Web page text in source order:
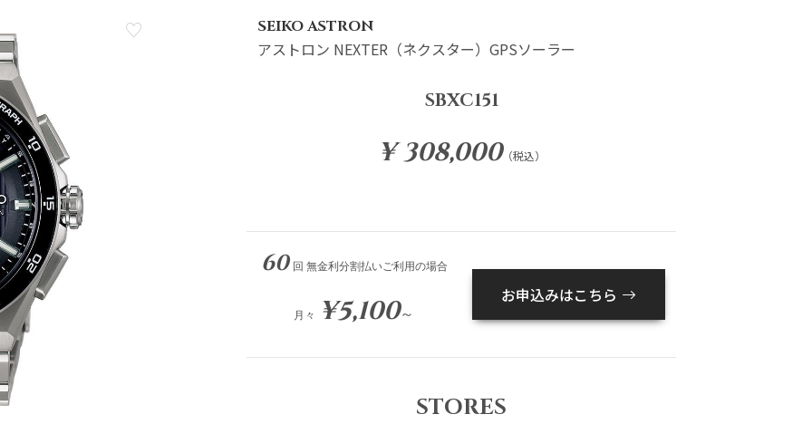
SEIKO ASTRON
アストロン NEXTER（ネクスター）GPSソーラー
SBXC151
¥ 308,000（税込）
60 回 無金利分割払いご利用の場合
月々 ¥5,100～
お申込みはこちら
STORES